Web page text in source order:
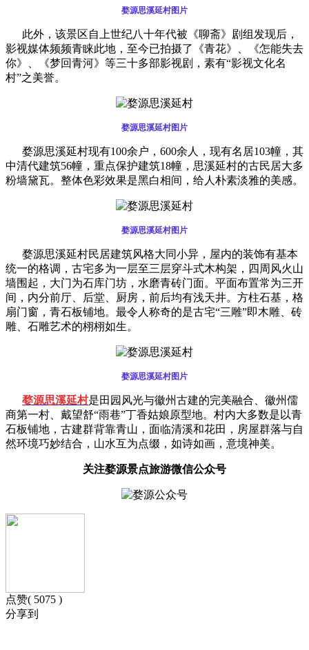
婺源思溪延村图片
此外，该景区自上世纪八十年代被《聊斋》剧组发现后，
影视媒体频频青睐此地，至今已拍摄了《青花》、《怎能失去
你》、《梦回青河》等三十多部影视剧，素有“影视文化名
村”之美誉。
婺源思溪延村图片
婺源思溪延村现有100余户，600余人，现有名居103幢，其
中清代建筑56幢，重点保护建筑18幢，思溪延村的古民居大多
粉墙黛瓦。整体色彩效果是黑白相间，给人朴素淡雅的美感。
婺源思溪延村图片
婺源思溪延村民居建筑风格大同小异，屋内的装饰有基本
统一的格调，古宅多为一层至三层穿斗式木构架，四周风火山
墙围起，大门为石库门坊，水磨青砖门面。平面布置常为三开
间，内分前厅、后堂、厨房，前后均有浅天井。方柱石基，格
扇门窗，青石板铺地。最令人称奇的是古宅“三雕”即木雕、砖
雕、石雕艺术的栩栩如生。
婺源思溪延村图片
婺源思溪延村是田园风光与徽州古建的完美融合、徽州儒
商第一村、戴望舒“雨巷”丁香姑娘原型地。村内大多数是以青
石板铺地，古建群背靠青山，面临清溪和花田，房屋群落与自
然环境巧妙结合，山水互为点缀，如诗如画，意境神美。
关注婺源景点旅游微信公众号
点赞( 5075 )
分享到